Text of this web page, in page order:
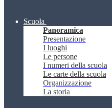
Scuola
Panoramica
Presentazione
I luoghi
Le persone
I numeri della scuola
Le carte della scuola
Organizzazione
La storia